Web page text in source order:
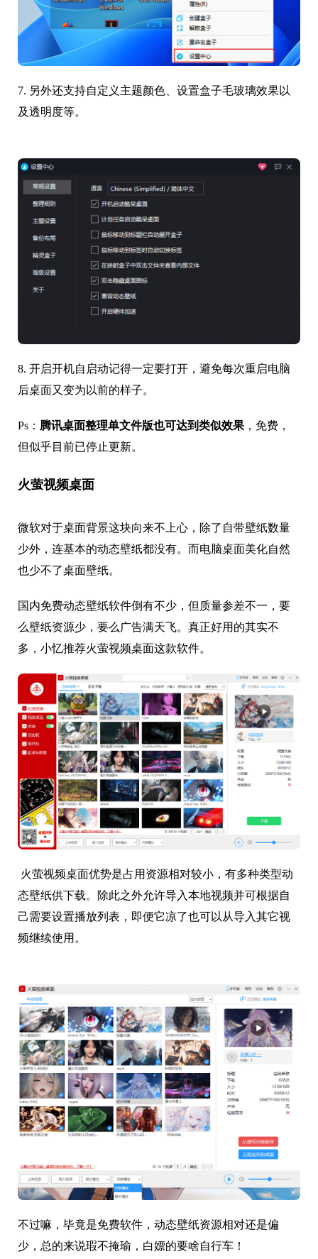
7. 另外还支持自定义主题颜色、设置盒子毛玻璃效果以
及透明度等。
8. 开启开机自启动记得一定要打开，避免每次重启电脑
后桌面又变为以前的样子。
Ps： 腾讯桌面整理单文件版也可达到类似效果，免费，
但似乎目前已停止更新。
火萤视频桌面
微软对于桌面背景这块向来不上心，除了自带壁纸数量
少外，连基本的动态壁纸都没有。而电脑桌面美化自然
也少不了桌面壁纸。
国内免费动态壁纸软件倒有不少，但质量参差不一，要
么壁纸资源少，要么广告满天飞。真正好用的其实不
多，小忆推荐火萤视频桌面这款软件。
火萤视频桌面优势是占用资源相对较小，有多种类型动
态壁纸供下载。除此之外允许导入本地视频并可根据自
己需要设置播放列表，即便它凉了也可以从导入其它视
频继续使用。
不过嘛，毕竟是免费软件，动态壁纸资源相对还是偏
少，总的来说瑕不掩瑜，白嫖的要啥自行车！